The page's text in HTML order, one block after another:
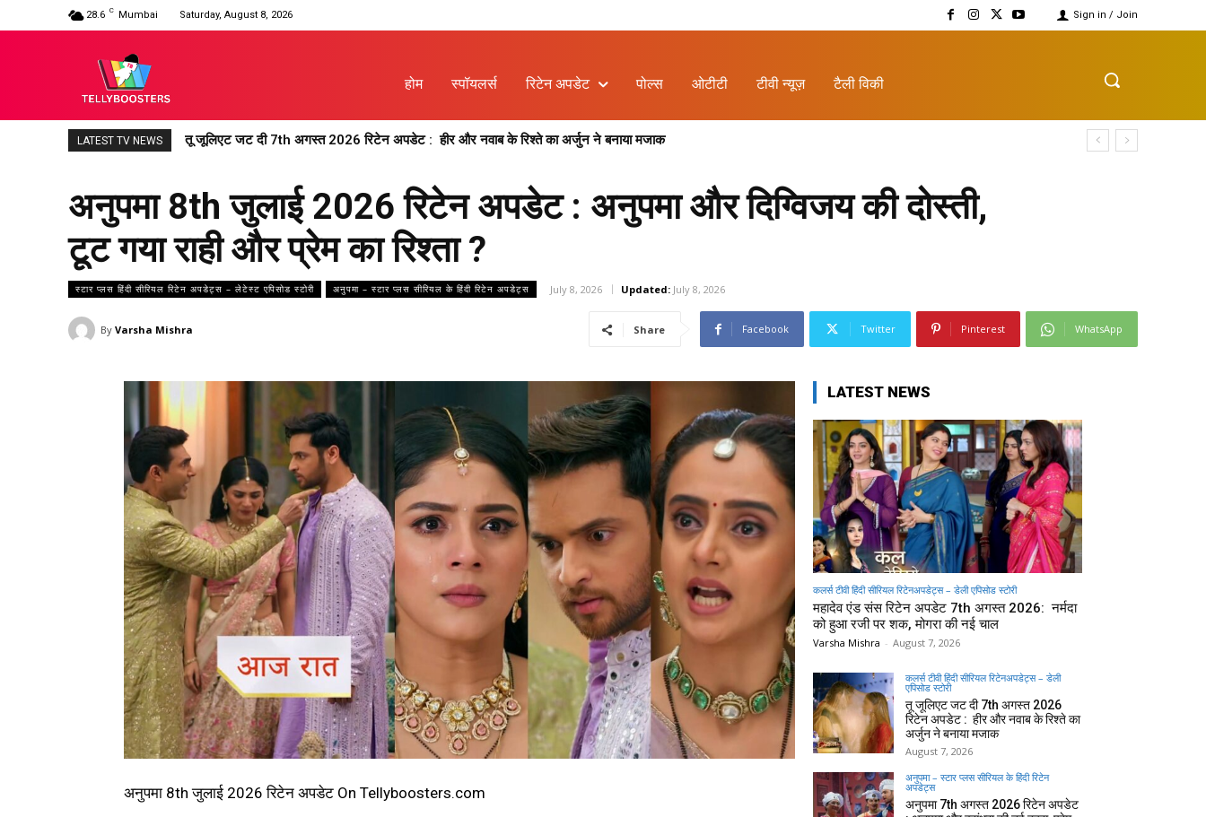
28.6 C Mumbai Saturday, August 8, 2026 Sign in / Join
होम स्पॉयलर्स रिटेन अपडेट पोल्स ओटीटी टीवी न्यूज़ टैली विकी
LATEST TV NEWS तू जूलिएट जट दी 7th अगस्त 2026 रिटेन अपडेट : हीर और नवाब के रिश्ते का अर्जुन ने बनाया मजाक
अनुपमा 8th जुलाई 2026 रिटेन अपडेट : अनुपमा और दिग्विजय की दोस्ती,
टूट गया राही और प्रेम का रिश्ता ?
स्टार प्लस हिंदी सीरियल रिटेन अपडेट्स – लेटेस्ट एपिसोड स्टोरी अनुपमा – स्टार प्लस सीरियल के हिंदी रिटेन अपडेट्स July 8, 2026 Updated: July 8, 2026
By Varsha Mishra Share Facebook Twitter Pinterest WhatsApp
अनुपमा 8th जुलाई 2026 रिटेन अपडेट On Tellyboosters.com
LATEST NEWS
कलर्स टीवी हिंदी सीरियल रिटेनअपडेट्स – डेली एपिसोड स्टोरी
महादेव एंड संस रिटेन अपडेट 7th अगस्त 2026: नर्मदा
को हुआ रजी पर शक, मोगरा की नई चाल
Varsha Mishra - August 7, 2026
कलर्स टीवी हिंदी सीरियल रिटेनअपडेट्स – डेली
एपिसोड स्टोरी
तू जूलिएट जट दी 7th अगस्त 2026
रिटेन अपडेट : हीर और नवाब के रिश्ते का
अर्जुन ने बनाया मजाक
August 7, 2026
अनुपमा – स्टार प्लस सीरियल के हिंदी रिटेन
अपडेट्स
अनुपमा 7th अगस्त 2026 रिटेन अपडेट